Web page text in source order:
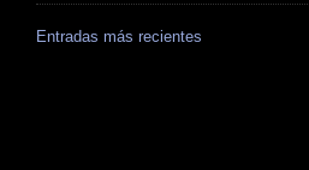
Entradas más recientes